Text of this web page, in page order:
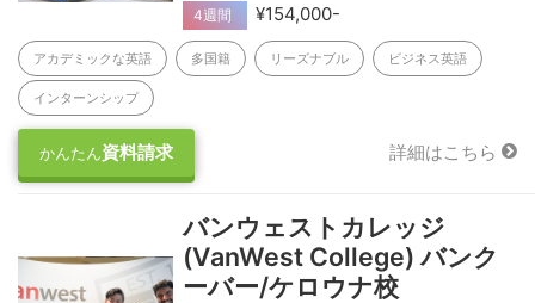
4週間 ¥154,000-
アカデミックな英語 多国籍 リーズナブル ビジネス英語
インターンシップ
かんたん資料請求 詳細はこちら
バンウェストカレッジ
(VanWest College) バンク
ーバー/ケロウナ校